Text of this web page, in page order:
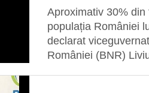
Aproximativ 30%
populația României
declarat
României (BNR)